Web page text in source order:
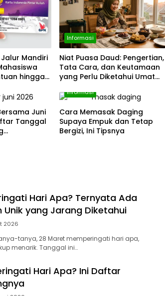
Jalur Mandiri
hingga
Informasi
Niat Puasa Daud: Pengertian,
Tata Cara, dan Keutamaan
yang Perlu Diketahui Umat
Juni
Tanggal
Informasi
Cara Memasak Daging
Supaya Empuk dan Tetap
Bergizi, Ini Tipsnya
Hari Apa? Ternyata Ada
Unik yang Jarang Diketahui
2026
tanya, 28 Maret memperingati hari apa,
menarik. Tanggal ini…
Hari Apa? Ini Daftar